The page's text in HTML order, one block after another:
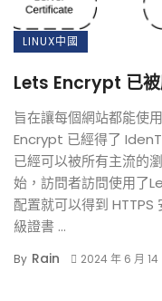
LINUX中國
Lets Encrypt 已被
旨在讓每個網站都能使
Encrypt 已經得了
已經可以被所有主流的
始，訪問者訪問使用了
配置就可以得到
級證書 ...
By Rain 2024 年 6 月 14